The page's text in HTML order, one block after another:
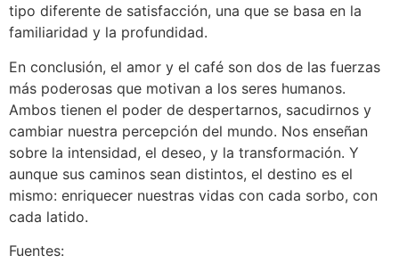
tipo diferente de satisfacción, una que se basa en la
familiaridad y la profundidad.
En conclusión, el amor y el café son dos de las fuerzas
más poderosas que motivan a los seres humanos.
Ambos tienen el poder de despertarnos, sacudirnos y
cambiar nuestra percepción del mundo. Nos enseñan
sobre la intensidad, el deseo, y la transformación. Y
aunque sus caminos sean distintos, el destino es el
mismo: enriquecer nuestras vidas con cada sorbo, con
cada latido.
Fuentes: